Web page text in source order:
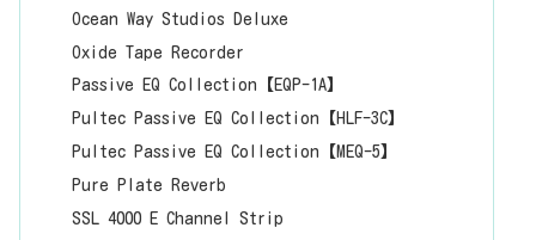
Ocean Way Studios Deluxe
Oxide Tape Recorder
Passive EQ Collection【EQP-1A】
Pultec Passive EQ Collection【HLF-3C】
Pultec Passive EQ Collection【MEQ-5】
Pure Plate Reverb
SSL 4000 E Channel Strip